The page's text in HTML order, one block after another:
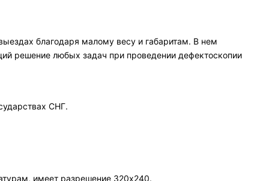
благодаря малому весу и габаритам. В нем
решение любых задач при проведении дефектоскопии
СНГ.
имеет разрешение 320х240.